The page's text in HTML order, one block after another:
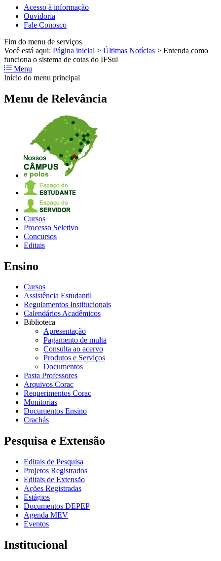
Acesso à informação
Ouvidoria
Fale Conosco
Fim do menu de serviços
Você está aqui: Página inicial > Últimas Notícias > Entenda como
funciona o sistema de cotas do IFSul
Menu
Início do menu principal
Menu de Relevância
Cursos
Processo Seletivo
Concursos
Editais
Ensino
Cursos
Assistência Estudantil
Regulamentos Institucionais
Calendários Acadêmicos
Biblioteca
Apresentação
Pagamento de multa
Consulta ao acervo
Produtos e Serviços
Documentos
Pasta Professores
Arquivos Corac
Requerimentos Corac
Monitorias
Documentos Ensino
Crachás
Pesquisa e Extensão
Editais de Pesquisa
Projetos Registrados
Editais de Extensão
Ações Registradas
Estágios
Documentos DEPEP
Agenda MEV
Eventos
Institucional